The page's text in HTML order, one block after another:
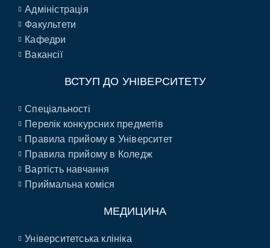
Адміністрація
Факультети
Кафедри
Вакансії
ВСТУП ДО УНІВЕРСИТЕТУ
Спеціальності
Перелік конкурсних предметів
Правила прийому в Університет
Правила прийому в Коледж
Вартість навчання
Приймальна коміся
МЕДИЦИНА
Університетська клініка